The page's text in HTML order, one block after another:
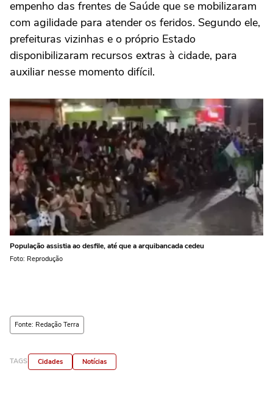
empenho das frentes de Saúde que se mobilizaram
com agilidade para atender os feridos. Segundo ele,
prefeituras vizinhas e o próprio Estado
disponibilizaram recursos extras à cidade, para
auxiliar nesse momento difícil.
População assistia ao desfile, até que a arquibancada cedeu
Foto: Reprodução
Fonte: Redação Terra
TAGS Cidades Notícias